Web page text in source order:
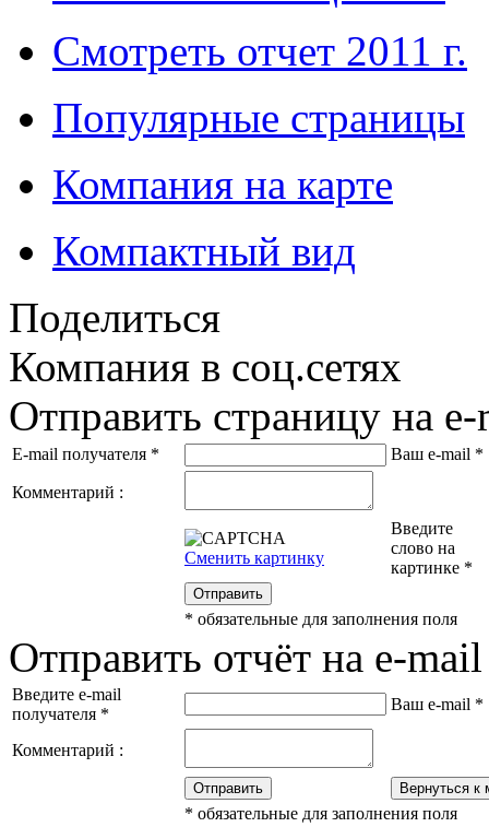
Смотреть отчет 2011 г.
Популярные страницы
Компания на карте
Компактный вид
Поделиться
Компания в соц.сетях
Отправить страницу на
E-mail получателя * Ваш e-mail *
Комментарий :
Сменить картинку
Введите
слово на
картинке *
Отправить
* обязательные для заполнения поля
Отправить отчёт на e-mail
Введите e-mail
получателя *
Ваш e-mail *
Комментарий :
Отправить Вернуться к
* обязательные для заполнения поля